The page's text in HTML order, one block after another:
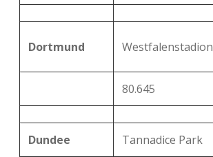
Dortmund Westfalenstadion
80.645
Dundee Tannadice Park